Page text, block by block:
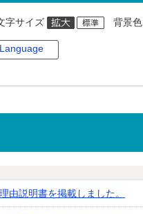
字サイズ 背景色
説明書を掲載しました。